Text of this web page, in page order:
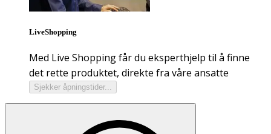
LiveShopping
Med Live Shopping får du eksperthjelp til å finne
det rette produktet, direkte fra våre ansatte
Sjekker åpningstider...